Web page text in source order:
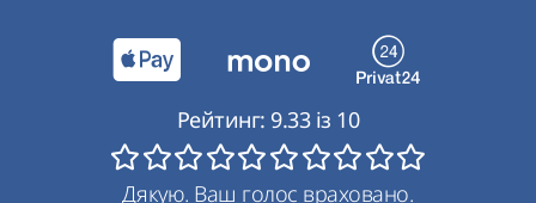
Рейтинг: 9.33із 10
Дякую. Ваш голос враховано.